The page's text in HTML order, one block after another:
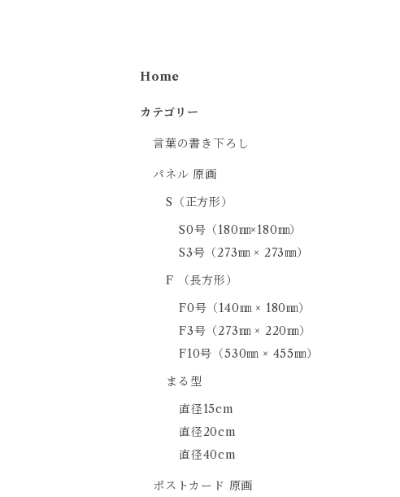
Home
カテゴリー
言葉の書き下ろし
パネル 原画
S（正方形）
S0号（180㎜×180㎜）
S3号（273㎜ × 273㎜）
F （長方形）
F0号（140㎜ × 180㎜）
F3号（273㎜ × 220㎜）
F10号（530㎜ × 455㎜）
まる型
直径15cm
直径20cm
直径40cm
ポストカード 原画